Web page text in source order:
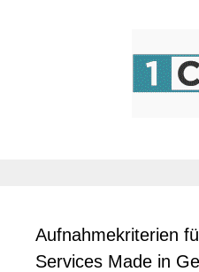
Aufnahmekriterien
Services Made in